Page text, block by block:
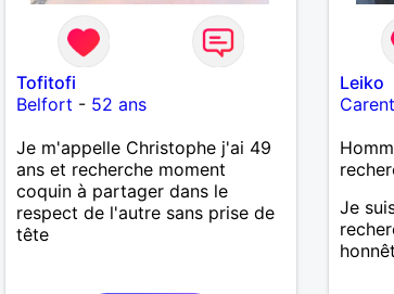
Tofitofi
Belfort - 52 ans
Je m'appelle Christophe j'ai 49
ans et recherche moment
coquin à partager dans le
respect de l'autre sans prise de
tête
Leiko
Je